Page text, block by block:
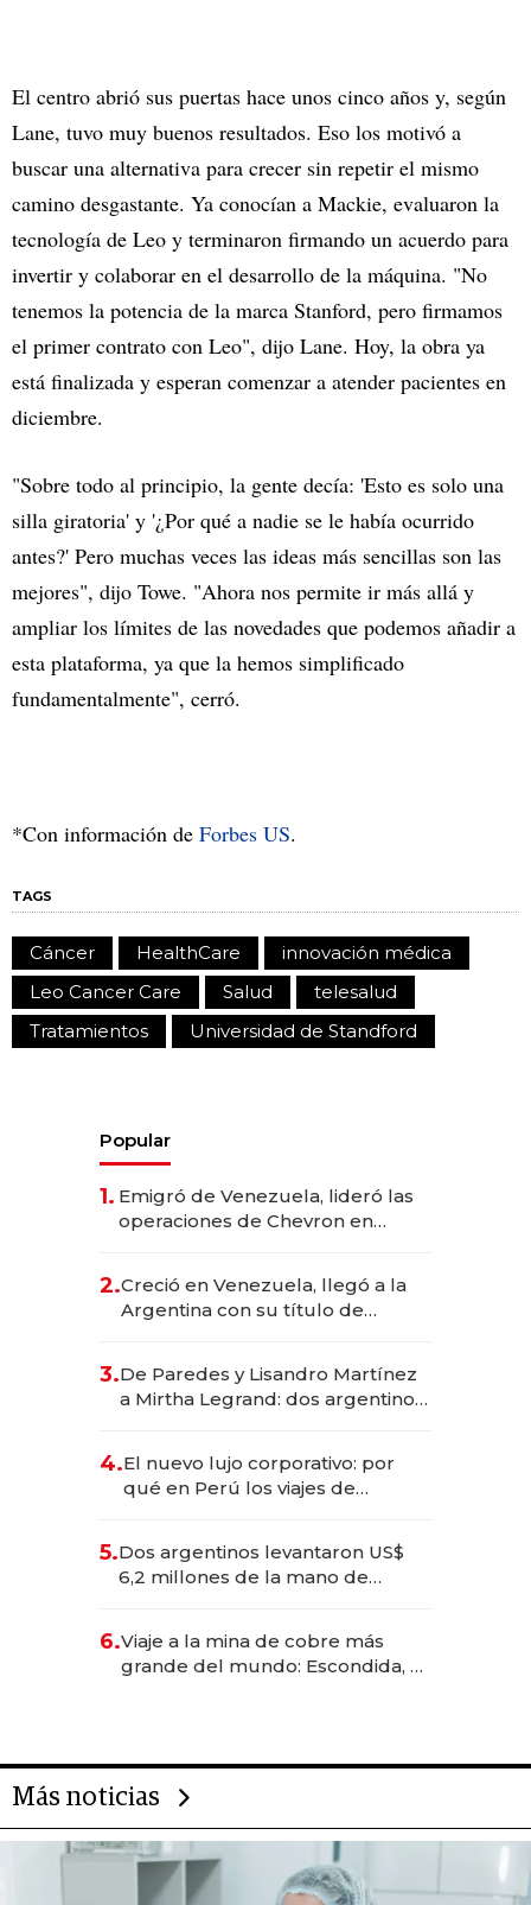
El centro abrió sus puertas hace unos cinco años y, según
Lane, tuvo muy buenos resultados. Eso los motivó a
buscar una alternativa para crecer sin repetir el mismo
camino desgastante. Ya conocían a Mackie, evaluaron la
tecnología de Leo y terminaron firmando un acuerdo para
invertir y colaborar en el desarrollo de la máquina. "No
tenemos la potencia de la marca Stanford, pero firmamos
el primer contrato con Leo", dijo Lane. Hoy, la obra ya
está finalizada y esperan comenzar a atender pacientes en
diciembre.
"Sobre todo al principio, la gente decía: 'Esto es solo una
silla giratoria' y '¿Por qué a nadie se le había ocurrido
antes?' Pero muchas veces las ideas más sencillas son las
mejores", dijo Towe. "Ahora nos permite ir más allá y
ampliar los límites de las novedades que podemos añadir a
esta plataforma, ya que la hemos simplificado
fundamentalmente", cerró.
*Con información de Forbes US.
TAGS
Cáncer HealthCare
innovación médica
Leo Cancer Care
Salud
telesalud
Tratamientos
Universidad de Standford
Popular
1. Emigró de Venezuela, lideró las
operaciones de Chevron en
2.Creció en Venezuela, llegó a la
Argentina con su título de
las marcas "fast premium"
3.De Paredes y Lisandro Martínez
a Mirtha Legrand: dos argentinos
4.El nuevo lujo corporativo: por
qué en Perú los viajes de
para convertirse en experiencias
transformadoras
5.Dos argentinos levantaron US$
6,2 millones de la mano de
6.Viaje a la mina de cobre más
grande del mundo: Escondida, el
Más noticias